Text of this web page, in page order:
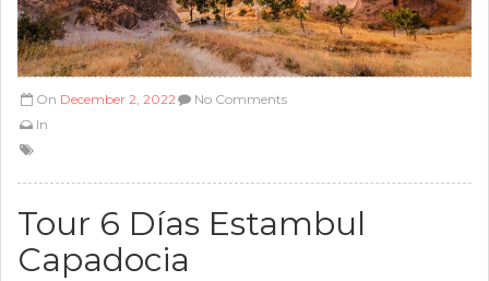
On December 2, 2022
In
No Comments
Tour 6 Días Estambul
Capadocia